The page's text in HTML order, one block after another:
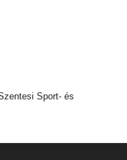
Sport- és